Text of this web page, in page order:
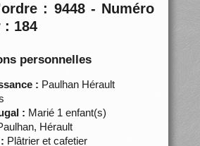
: 9448 - Numéro
: 184
personnelles
: Paulhan Hérault
: Marié 1 enfant(s)
Hérault
Plâtrier et cafetier